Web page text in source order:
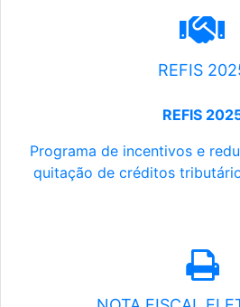
REFIS
REFIS
Programa de incentivos e
quitação de créditos